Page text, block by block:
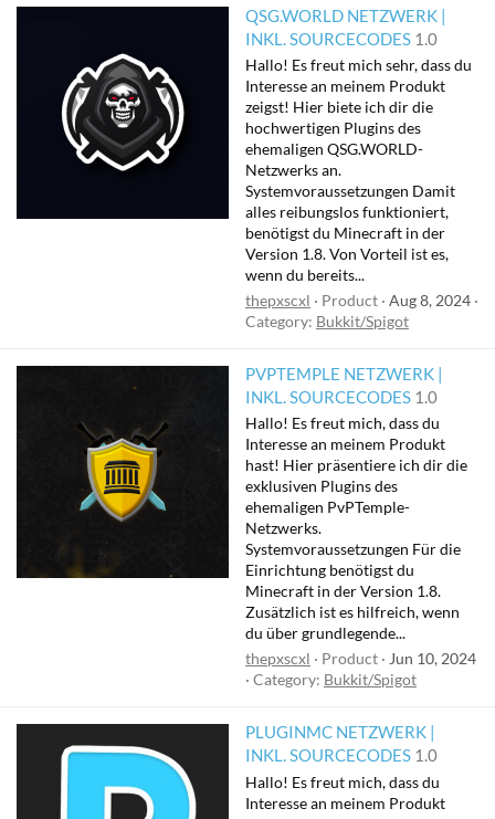
QSG.WORLD NETZWERK |
INKL. SOURCECODES 1.0
Hallo! Es freut mich sehr, dass du
Interesse an meinem Produkt
zeigst! Hier biete ich dir die
hochwertigen Plugins des
ehemaligen QSG.WORLD-
Netzwerks an.
Systemvoraussetzungen Damit
alles reibungslos funktioniert,
benötigst du Minecraft in der
Version 1.8. Von Vorteil ist es,
wenn du bereits...
thepxscxl
Product Aug 8, 2024
Category: Bukkit/Spigot
PVPTEMPLE NETZWERK |
INKL. SOURCECODES 1.0
Hallo! Es freut mich, dass du
Interesse an meinem Produkt
hast! Hier präsentiere ich dir die
exklusiven Plugins des
ehemaligen PvPTemple-
Netzwerks.
Systemvoraussetzungen Für die
Einrichtung benötigst du
Minecraft in der Version 1.8.
Zusätzlich ist es hilfreich, wenn
du über grundlegende...
thepxscxl
Product
Jun 10, 2024
Category: Bukkit/Spigot
PLUGINMC NETZWERK |
INKL. SOURCECODES 1.0
Hallo! Es freut mich, dass du
Interesse an meinem Produkt